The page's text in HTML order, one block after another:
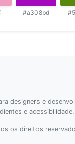
#a308bd
designers e
e acessibilidade.
os direitos